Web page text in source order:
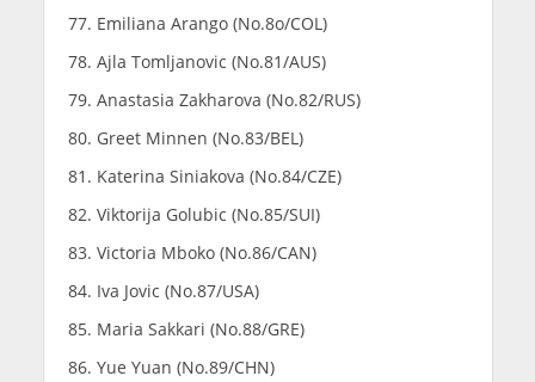
Emiliana Arango (No.8o/COL)
Ajla Tomljanovic (No.81/AUS)
Anastasia Zakharova (No.82/RUS)
Greet Minnen (No.83/BEL)
Katerina Siniakova (No.84/CZE)
Viktorija Golubic (No.85/SUI)
Victoria Mboko (No.86/CAN)
Iva Jovic (No.87/USA)
Maria Sakkari (No.88/GRE)
Yue Yuan (No.89/CHN)